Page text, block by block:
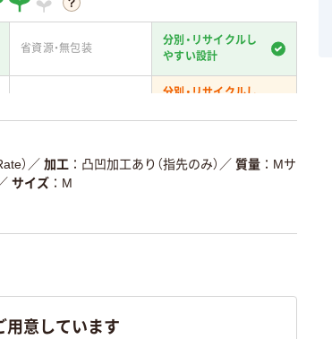
省資源・無包装
分別・リサイクルし
やすい設計
分別・リサイクルし
ている
はページ下部の商品詳細「
） ／ 加工 凸凹加工あり（指先のみ） ／ 質量
Mサ
サイズ
M
用意しています